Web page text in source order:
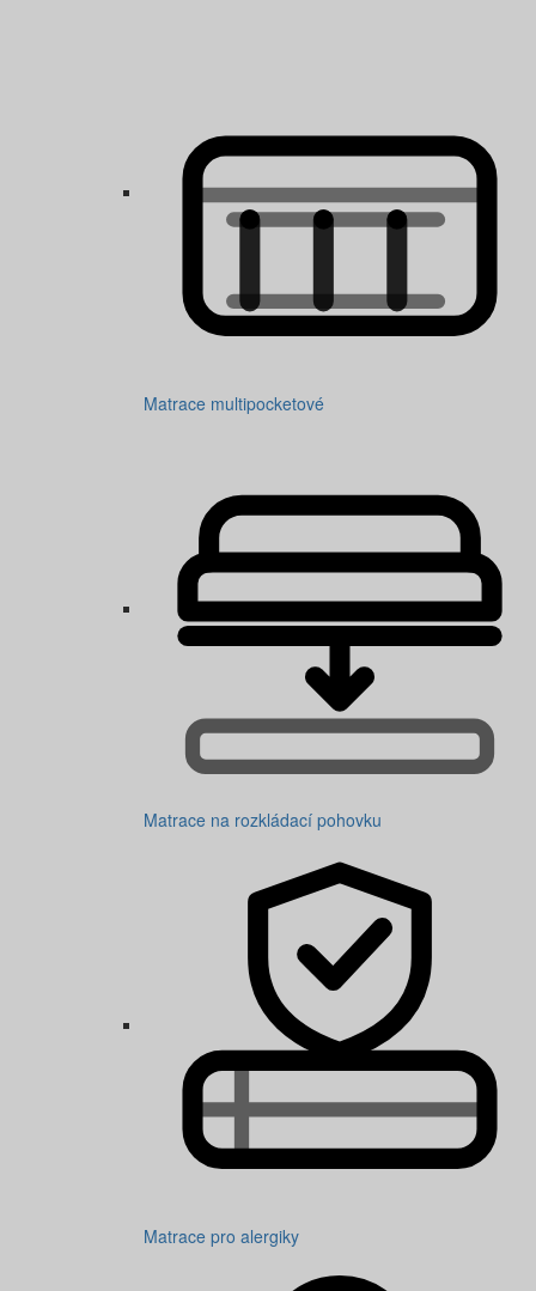
Matrace multipocketové
Matrace na rozkládací pohovku
Matrace pro alergiky